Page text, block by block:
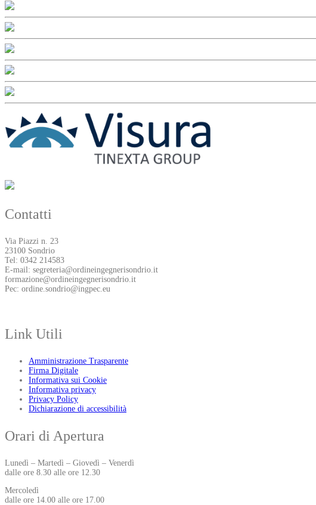
Contatti
Via Piazzi n. 23
23100 Sondrio
Tel: 0342 214583
E-mail: segreteria@ordineingegnerisondrio.it
formazione@ordineingegnerisondrio.it
Pec: ordine.sondrio@ingpec.eu
Link Utili
Amministrazione Trasparente
Firma Digitale
Informativa sui Cookie
Informativa privacy
Privacy Policy
Dichiarazione di accessibilità
Orari di Apertura
Lunedì – Martedì – Giovedì – Venerdì
dalle ore 8.30 alle ore 12.30
Mercoledì
dalle ore 14.00 alle ore 17.00